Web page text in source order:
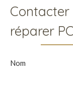
Contacter
réparer
Nom